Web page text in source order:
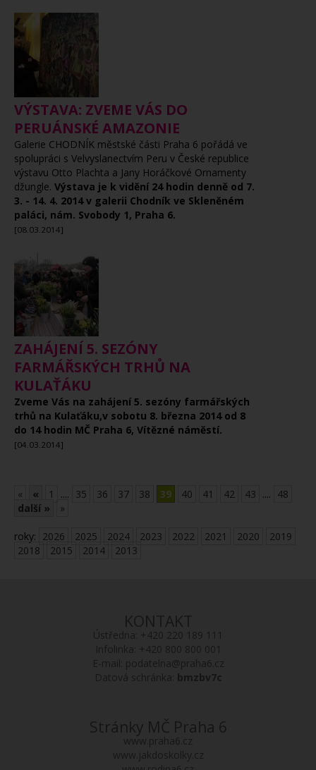
VÝSTAVA: ZVEME VÁS DO
PERUÁNSKÉ AMAZONIE
Galerie CHODNÍK městské části Praha 6 pořádá ve
spolupráci s Velvyslanectvím Peru v České republice
výstavu Otto Plachta a Jany Horáčkové Ornamenty
džungle. Výstava je k vidění 24 hodin denně od 7.
3. - 14. 4. 2014 v galerii Chodník ve Skleněném
paláci, nám. Svobody 1, Praha 6.
[08.03.2014]
ZAHÁJENÍ 5. SEZÓNY
FARMÁŘSKÝCH TRHŮ NA
KULAŤÁKU
Zveme Vás na zahájení 5. sezóny farmářských
trhů na Kulaťáku,v sobotu 8. března 2014 od 8
do 14 hodin MČ Praha 6, Vítězné náměstí.
[04.03.2014]
« « 1 .... 35 36 37 38 39 40 41 42 43 .... 48
další »
»
roky: 2026 2025 2024 2023 2022 2021 2020
2019
2018
2015 2014 2013
KONTAKT
Ústředna: +420 220 189 111
Infolinka: +420 800 800 001
E-mail: podatelna@praha6.cz
Datová schránka: bmzbv7c
Stránky MČ Praha 6
www.praha6.cz
www.jakdoskolky.cz